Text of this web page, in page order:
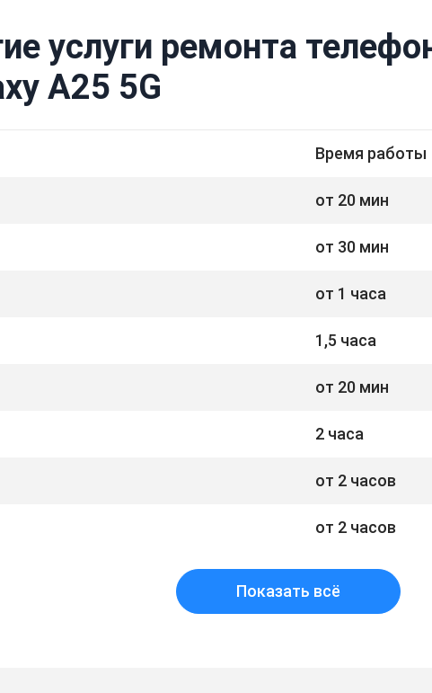
услуги ремонта
A25 5G
Время работы
от 20 мин
от 30 мин
от 1 часа
1,5 часа
от 20 мин
2 часа
от 2 часов
от 2 часов
Показать всё